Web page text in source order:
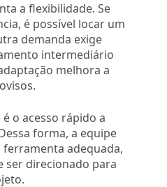
a flexibilidade. Se
é possível locar um
demanda exige
intermediário
melhora a
o acesso rápido a
forma, a equipe
adequada,
ser direcionado para